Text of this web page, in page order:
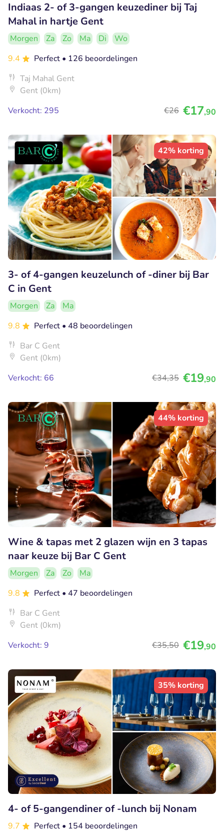
Indiaas 2- of 3-gangen keuzediner bij Taj
Mahal in hartje Gent
Morgen Za Zo Ma Di
Wo
9.4
Perfect • 126 beoordelingen
Taj Mahal Gent
Gent (0km)
Verkocht: 295
€26 €17,90
42% korting
3- of 4-gangen keuzelunch of -diner bij Bar
C in Gent
Morgen Za
Ma
9.8
Perfect • 48 beoordelingen
Bar C Gent
Gent (0km)
Verkocht: 66
€34,35 €19,90
44% korting
Wine & tapas met 2 glazen wijn en 3 tapas
naar keuze bij Bar C Gent
Morgen Za Zo
Ma
9.8
Perfect • 47 beoordelingen
Bar C Gent
Gent (0km)
Verkocht: 9
€35,50 €19,90
35% korting
4- of 5-gangendiner of -lunch bij Nonam
9.7 Perfect • 154 beoordelingen